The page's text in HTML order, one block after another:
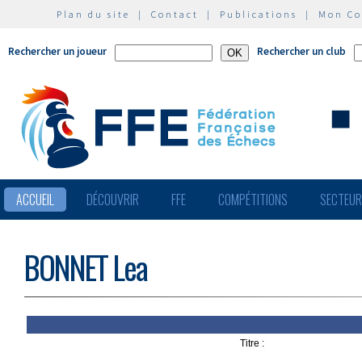
Plan du site | Contact | Publications | Mon
Rechercher un joueur Rechercher un club
ACCUEIL DÉCOUVRIR FFE COMPÉTITIONS
BONNET Lea
Titre :